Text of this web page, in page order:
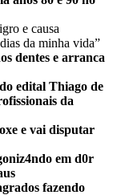
e causa
da minha vida”
dentes e arranca
edital Thiago de
da
e vai disputar
em d0r
fazendo